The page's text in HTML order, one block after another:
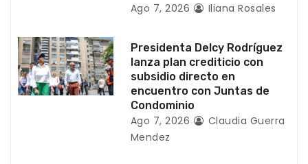
s
Ago 7, 2026 Iliana Rosales
Presidenta Delcy Rodríguez
lanza plan crediticio con
subsidio directo en
encuentro con Juntas de
Condominio
Ago 7, 2026
Claudia Guerra
Mendez